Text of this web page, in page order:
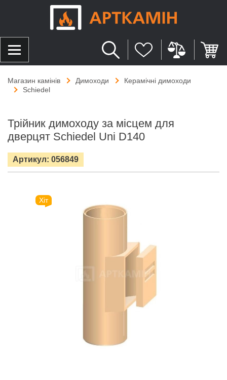
Магазин камінів Димоходи
Керамічні димоходи
Schiedel
Трійник димоходу за місцем для
дверцят Schiedel Uni D140
Артикул: 056849
Хіт